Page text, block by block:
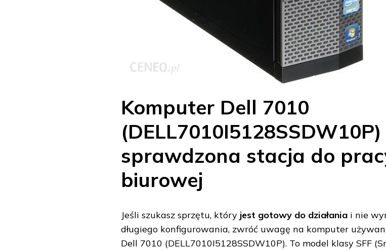
Komputer Dell 7010
(DELL7010I5128SSDW10P)
sprawdzona stacja do
biurowej
Jeśli szukasz sprzętu, który jest gotowy do działania i nie
długiego konfigurowania, zwróć uwagę na komputer
Dell 7010 (DELL7010I5128SSDW10P). To model klasy SFF